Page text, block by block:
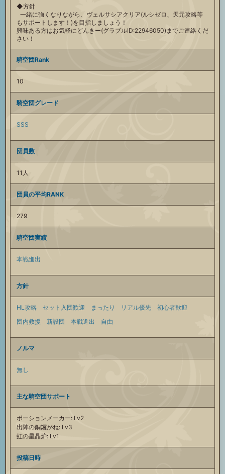
◆方針
一緒に強くなりながら、ヴェルサシアクリア(ルシゼロ、天元攻略等
もサポートします！)を目指しましょう！
興味ある方はお気軽にどんきー(グラブルID:22946050)までご連絡くだ
さい！
騎空団Rank
10
騎空団グレード
SSS
団員数
11人
団員の平均RANK
279
騎空団実績
本戦進出
方針
HL攻略 セット入団歓迎 まったり リアル優先
初心者歓迎
団内救援
新設団 本戦進出 自由
ノルマ
無し
主な騎空団サポート
ポーションメーカー: Lv2
出陣の銅鑼がね: Lv3
虹の星晶炉: Lv1
投稿日時